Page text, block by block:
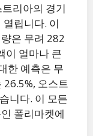
리아의 경기
립니다. 이
은 무려 282
이 얼마나 큰
한 예측은 무
오스트
니다. 이 모든
폴리마켓에